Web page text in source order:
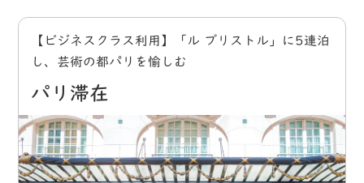
【ビジネスクラス利用】「ル ブリストル」に5連泊
し、芸術の都パリを愉しむ
パリ滞在